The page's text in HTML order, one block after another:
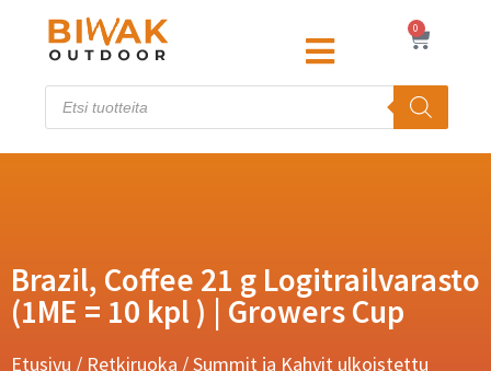
0
Brazil, Coffee 21 g Logitrailvarasto
(1ME = 10 kpl ) | Growers Cup
Etusivu / Retkiruoka /Summit ja Kahvit ulkoistettu